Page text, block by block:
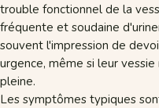
trouble fonctionnel de la
fréquente et soudaine
souvent l'impression de
urgence, même si leur
pleine.
Les symptômes typiques